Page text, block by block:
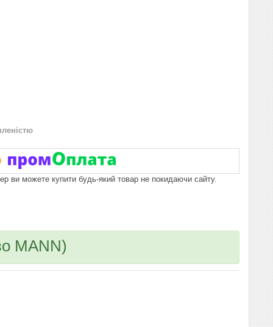
ви можете купити будь-який товар не покидаючи сайту.
MANN)